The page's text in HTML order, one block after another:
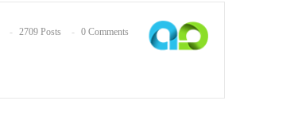
2709 Posts 0 Comments